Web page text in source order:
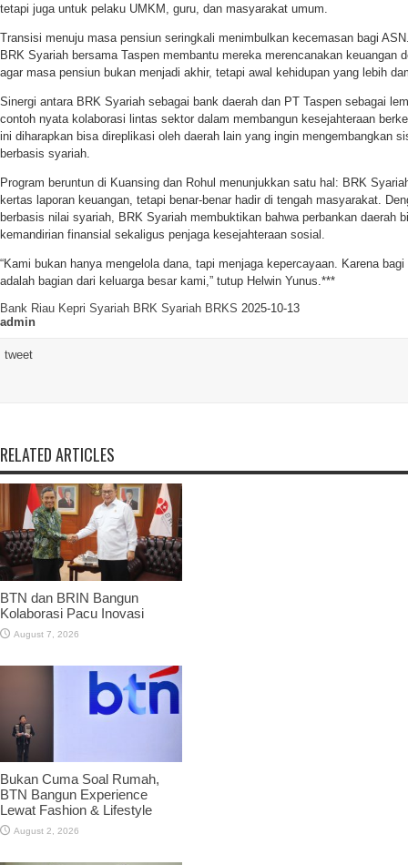
tetapi juga untuk pelaku UMKM, guru, dan masyarakat umum.
Transisi menuju masa pensiun seringkali menimbulkan kecemasan bagi
BRK Syariah bersama Taspen membantu mereka merencanakan keuangan
agar masa pensiun bukan menjadi akhir, tetapi awal kehidupan yang lebih
Sinergi antara BRK Syariah sebagai bank daerah dan PT Taspen sebagai
contoh nyata kolaborasi lintas sektor dalam membangun kesejahteraan
ini diharapkan bisa direplikasi oleh daerah lain yang ingin mengembangkan
berbasis syariah.
Program beruntun di Kuansing dan Rohul menunjukkan satu hal: BRK
kertas laporan keuangan, tetapi benar-benar hadir di tengah masyarakat.
berbasis nilai syariah, BRK Syariah membuktikan bahwa perbankan daerah
kemandirian finansial sekaligus penjaga kesejahteraan sosial.
“Kami bukan hanya mengelola dana, tapi menjaga kepercayaan. Karena
adalah bagian dari keluarga besar kami,” tutup Helwin Yunus.***
Bank Riau Kepri Syariah BRK Syariah BRKS 2025-10-13
admin
tweet
RELATED ARTICLES
BTN dan BRIN Bangun
Kolaborasi Pacu Inovasi
August 7, 2026
Bukan Cuma Soal Rumah,
BTN Bangun Experience
Lewat Fashion & Lifestyle
August 2, 2026